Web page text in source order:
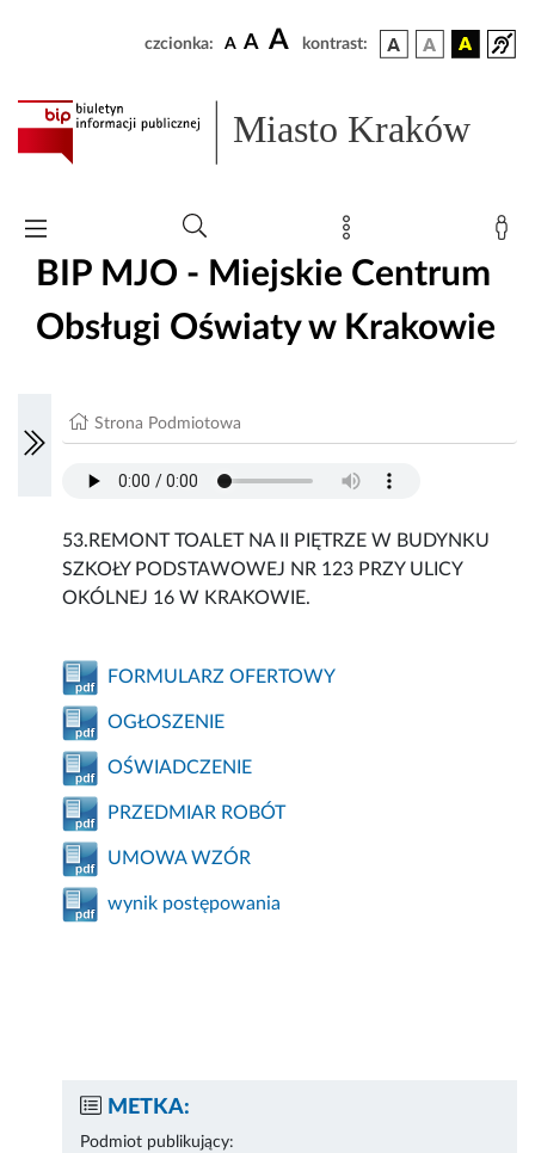
czcionka: A A A kontrast:
Miasto Kraków
BIP MJO - Miejskie Centrum
Obsługi Oświaty w Krakowie
Strona Podmiotowa
53.REMONT TOALET NA II PIĘTRZE W BUDYNKU
SZKOŁY PODSTAWOWEJ NR 123 PRZY ULICY
OKÓLNEJ 16 W KRAKOWIE.
FORMULARZ OFERTOWY
OGŁOSZENIE
OŚWIADCZENIE
PRZEDMIAR ROBÓT
UMOWA WZÓR
wynik postępowania
METKA:
Podmiot publikujący: